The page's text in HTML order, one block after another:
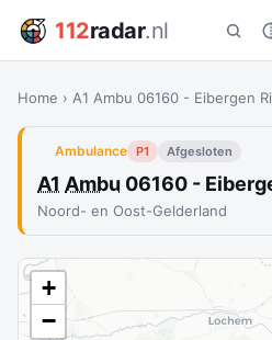
112radar.nl
Home › A1 Ambu 06160 - Eibergen
Ambulance P1 Afgesloten
A1 Ambu 06160 -
Noord- en Oost-Gelderland
+
−